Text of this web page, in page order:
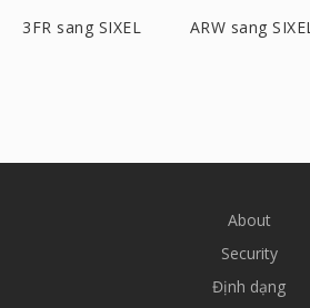
3FR sang SIXEL ARW sang SIXEL
About
Security
Định dạng